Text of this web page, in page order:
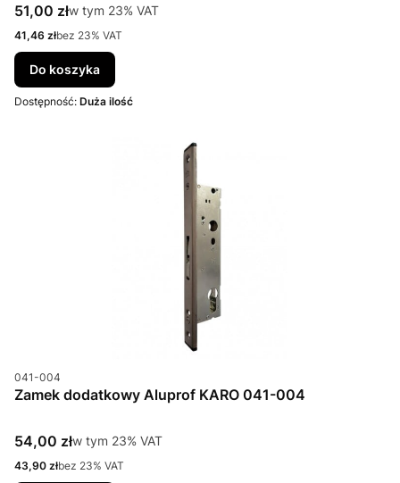
Cena brutto
51,00 złw tym %s VAT
w tym 23% VAT
Cena netto
41,46 złbez 23% VAT
Do koszyka
Dostępność: Duża ilość
Kod produktu
041-004
Zamek dodatkowy Aluprof KARO 041-004
Cena brutto
54,00 złw tym %s VAT
w tym 23% VAT
Cena netto
43,90 złbez 23% VAT